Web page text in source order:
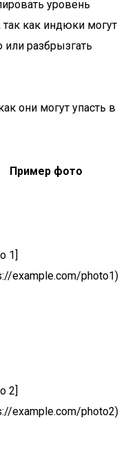
уровень
как индюки могут
разбрызгать
они могут упасть в
Пример фото
1]
example.com/photo1)
2]
example.com/photo2)